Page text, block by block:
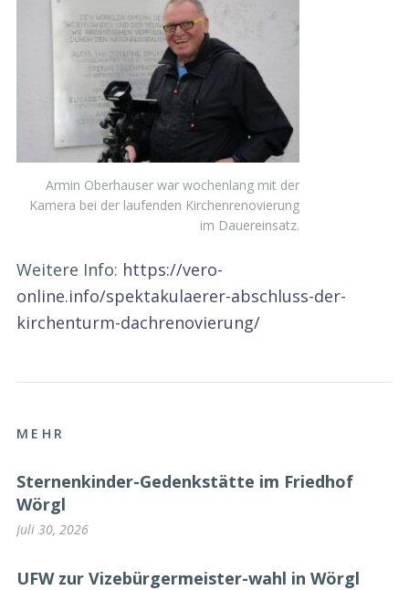
Armin Oberhauser war wochenlang mit der
Kamera bei der laufenden Kirchenrenovierung
im Dauereinsatz.
Weitere Info: https://vero-
online.info/spektakulaerer-abschluss-der-
kirchenturm-dachrenovierung/
MEHR
Sternenkinder-Gedenkstätte im Friedhof
Wörgl
Juli 30, 2026
UFW zur Vizebürgermeister-wahl in Wörgl